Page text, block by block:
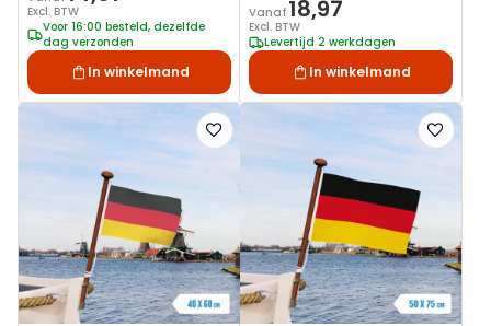
Excl. BTW
Voor 16:00 besteld, dezelfde
dag verzonden
In winkelmand
Vanaf 18,97
Excl. BTW
Levertijd 2 werkdagen
In winkelmand
Voeg
toe
verlanglijst
Voeg
toe